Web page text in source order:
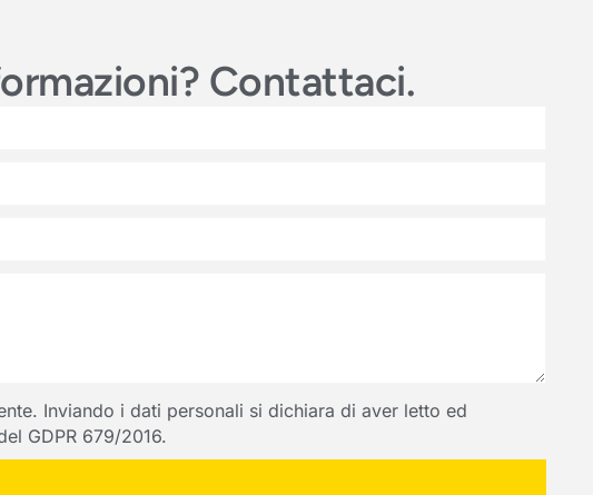
Contattaci.
Inviando i dati personali si dichiara di aver letto ed
GDPR 679/2016.